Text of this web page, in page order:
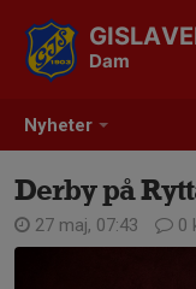
Nyheter
Dam
Derby på
27 maj, 07:43 0